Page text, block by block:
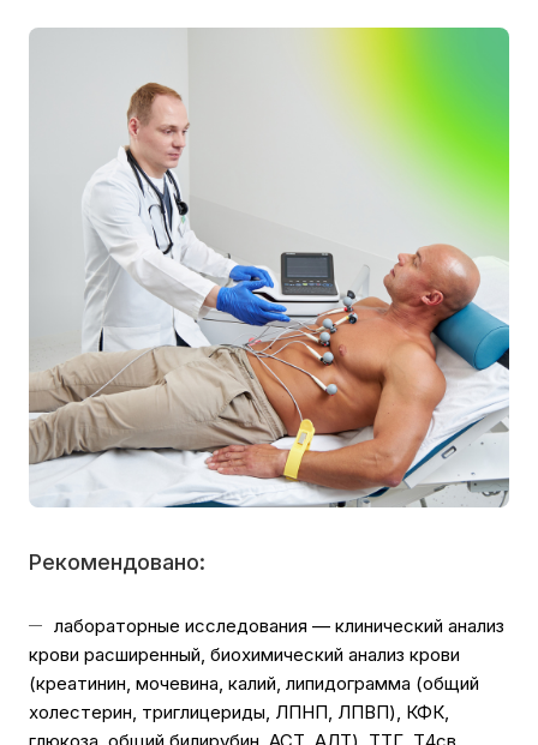
Рекомендовано:
лабораторные исследования — клинический анализ
крови расширенный, биохимический анализ крови
(креатинин, мочевина, калий, липидограмма (общий
холестерин, триглицериды, ЛПНП, ЛПВП), КФК,